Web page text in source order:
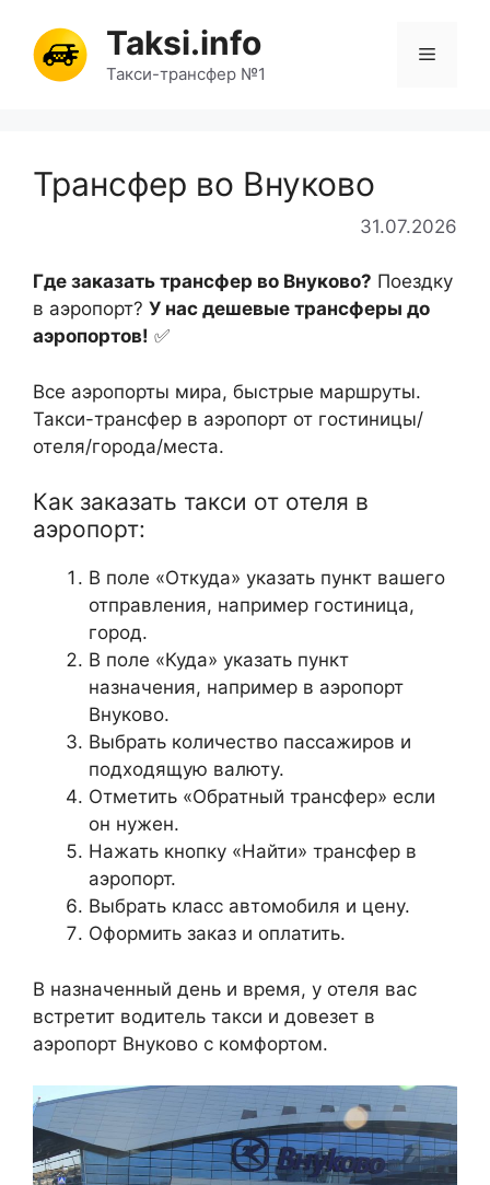
содержимому
Taksi.info
Такси-трансфер №1
Меню
Трансфер во Внуково
31.07.2026
Где заказать трансфер во Внуково? Поездку
в аэропорт? У нас дешевые трансферы до
аэропортов! ✅
Все аэропорты мира, быстрые маршруты.
Такси-трансфер в аэропорт от гостиницы/
отеля/города/места.
Как заказать такси от отеля в
аэропорт:
В поле «Откуда» указать пункт вашего
отправления, например гостиница,
город.
В поле «Куда» указать пункт
назначения, например в аэропорт
Внуково.
Выбрать количество пассажиров и
подходящую валюту.
Отметить «Обратный трансфер» если
он нужен.
Нажать кнопку «Найти» трансфер в
аэропорт.
Выбрать класс автомобиля и цену.
Оформить заказ и оплатить.
В назначенный день и время, у отеля вас
встретит водитель такси и довезет в
аэропорт Внуково с комфортом.